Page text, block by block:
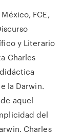
FCE,
y Literario
Charles
la Darwin.
aquel
del
Charles